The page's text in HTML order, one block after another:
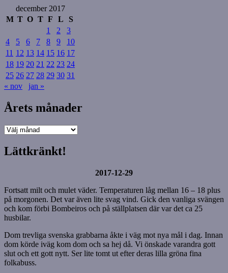
december 2017
M T O T F L
S
1
2
3
4
5 6 7 8 9
10
11 12 13 14 15 16 17
18 19 20 21 22 23 24
25 26 27 28 29 30 31
« nov
jan »
Årets månader
Årets
Lättkränkt!
2017-12-29
Fortsatt milt och mulet väder. Temperaturen låg mellan 16 – 18 plus
på morgonen. Det var även lite svag vind. Gick den vanliga svängen
och kom förbi Bombeiros och på ställplatsen där var det ca 25
husbilar.
Dom trevliga svenska grabbarna åkte i väg mot nya mål i dag. Innan
dom körde iväg kom dom och sa hej då. Vi önskade varandra gott
slut och ett gott nytt. Ser lite tomt ut efter deras lilla gröna fina
folkabuss.